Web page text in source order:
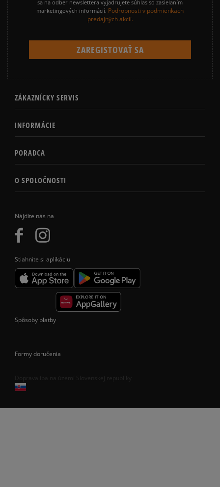
Nájdite nás na
Stiahnite si aplikáciu
sa na odber newslettera vyjadrujete súhlas so zasielaním
marketingových informácií. Podrobnosti v podmienkach
predajných akcií.
ZÁKAZNÍCKY SERVIS
INFORMÁCIE
PORADCA
O SPOLOČNOSTI
Spôsoby platby
Formy doručenia